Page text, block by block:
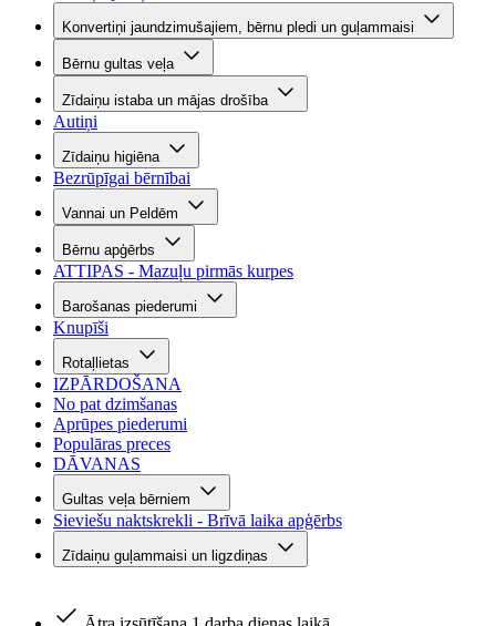
Konvertiņi jaundzimušajiem, bērnu pledi un guļammaisi
Bērnu gultas veļa
Zīdaiņu istaba un mājas drošība
Autiņi
Zīdaiņu higiēna
Bezrūpīgai bērnībai
Vannai un Peldēm
Bērnu apģērbs
ATTIPAS - Mazuļu pirmās kurpes
Barošanas piederumi
Knupīši
Rotaļlietas
IZPĀRDOŠANA
No pat dzimšanas
Aprūpes piederumi
Populāras preces
DĀVANAS
Gultas veļa bērniem
Sieviešu naktskrekli - Brīvā laika apģērbs
Zīdaiņu guļammaisi un ligzdiņas